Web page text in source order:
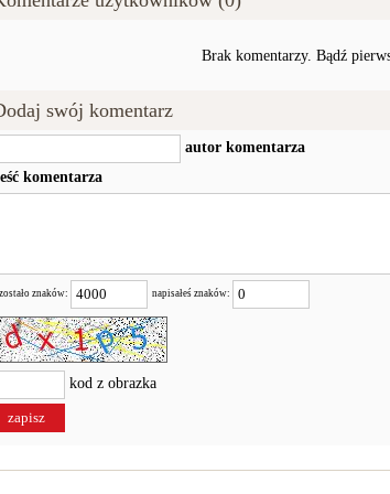
Brak komentarzy. Bądź
swój komentarz
autor komentarza
komentarza
znaków: napisałeś znaków:
kod z obrazka